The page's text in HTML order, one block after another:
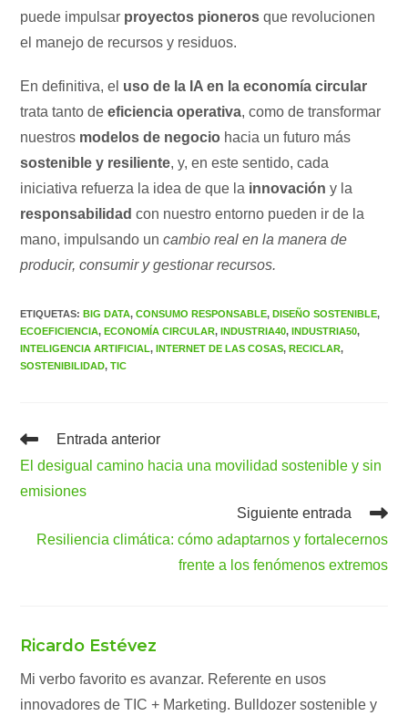
puede impulsar proyectos pioneros que revolucionen
el manejo de recursos y residuos.
En definitiva, el uso de la IA en la economía circular
trata tanto deeficiencia operativa, como de transformar
nuestros modelos de negocio hacia un futuro más
sostenible y resiliente, y, en este sentido, cada
iniciativa refuerza la idea de que la innovación y la
responsabilidad con nuestro entorno pueden ir de la
mano, impulsando uncambio real en la manera de
producir, consumir y gestionar recursos.
ETIQUETAS:BIG DATA, CONSUMO RESPONSABLE, DISEÑO SOSTENIBLE,
ECOEFICIENCIA, ECONOMÍA CIRCULAR, INDUSTRIA40, INDUSTRIA50,
INTELIGENCIA ARTIFICIAL, INTERNET DE LAS COSAS, RECICLAR,
SOSTENIBILIDAD, TIC
Leer
artículos
Entrada anterior
El desigual camino hacia una movilidad sostenible y sin
emisiones
Siguiente entrada
Resiliencia climática: cómo adaptarnos y fortalecernos
frente a los fenómenos extremos
Ricardo Estévez
Mi verbo favorito es avanzar. Referente en usos
innovadores de TIC + Marketing. Bulldozer sostenible y